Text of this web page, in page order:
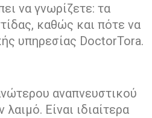
να γνωρίζετε: τα
καθώς και πότε να
υπηρεσίας DoctorTora.
αναπνευστικού
Είναι ιδιαίτερα